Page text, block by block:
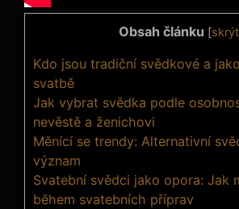
Obsah článku [skrýt
Kdo jsou tradiční svědkové a
svatbě
Jak vybrat svědka podle
nevěstě a ženichovi
Měnící se trendy: Alternativní
význam
Svatební svědci jako opora: Jak
během svatebních příprav